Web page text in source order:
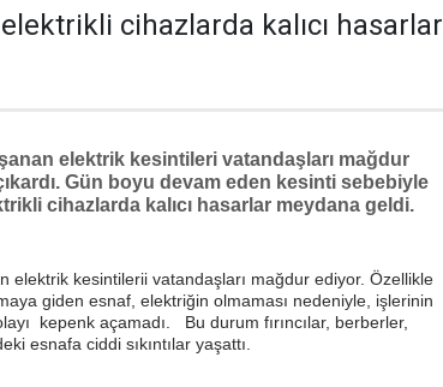
cihazlarda kalıcı hasarlar
elektrik kesintileri vatandaşları mağdur
Gün boyu devam eden kesinti sebebiyle
cihazlarda kalıcı hasarlar meydana geldi.
elektrik kesintilerii vatandaşları mağdur ediyor. Özellikle
giden esnaf, elektriğin olmaması nedeniyle, işlerinin
kepenk açamadı. Bu durum fırıncılar, berberler,
esnafa ciddi sıkıntılar yaşattı.